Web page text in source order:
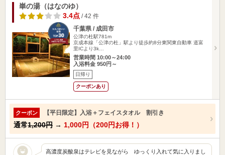
崋の湯（はなのゆ）
3.4点 / 42 件
千葉県 / 成田市
公津の杜駅781m
京成本線「公津の杜」駅より徒歩約8分東関東自動車 道富
里ICより3k…
営業時間 10:00～24:00
入浴料金 950円～
日帰り
クーポンあり
クーポン 【平日限定】入浴＋フェイスタオル 割引き
通常1,200円 → 1,000円（200円お得！）
高濃度炭酸泉はテレビを見ながら ゆっくり入れて気に入りまし